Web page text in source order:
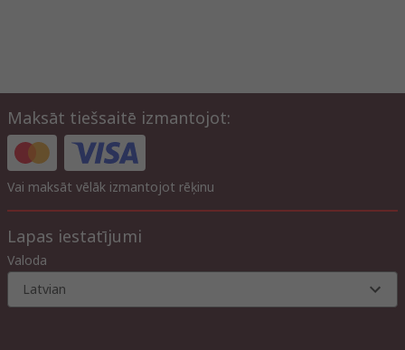
Maksāt tiešsaitē izmantojot:
Vai maksāt vēlāk izmantojot rēķinu
Lapas iestatījumi
Valoda
Latvian